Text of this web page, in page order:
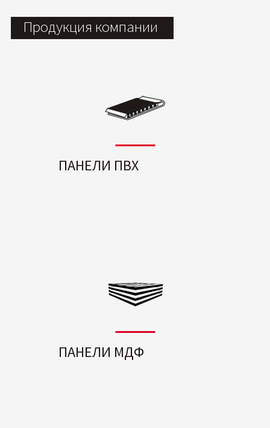
Продукция компании
ПАНЕЛИ ПВХ
ПАНЕЛИ МДФ